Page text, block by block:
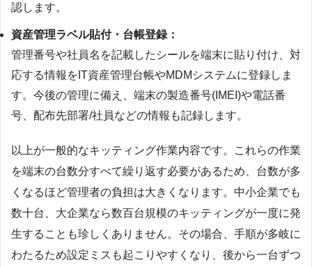
認します。
資産管理ラベル貼付・台帳登録：
管理番号や社員名を記載したシールを端末に貼り付け、対
応する情報をIT資産管理台帳やMDMシステムに登録しま
す。今後の管理に備え、端末の製造番号(IMEI)や電話番
号、配布先部署/社員などの情報も記録します。
以上が一般的なキッティング作業内容です。これらの作業
を端末の台数分すべて繰り返す必要があるため、台数が多
くなるほど管理者の負担は大きくなります。中小企業でも
数十台、大企業なら数百台規模のキッティングが一度に発
生することも珍しくありません。その場合、手順が多岐に
わたるため設定ミスも起こりやすくなり、後から一台ずつ